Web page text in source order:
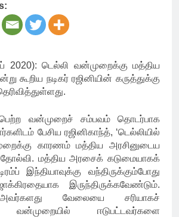
2020): டெல்லி வன்முறைக்கு மத்திய
கூறிய நடிகர் ரஜினியின் கருத்துக்கு
வன்முறைச் சம்பவம் தொடர்பாக
பேசிய ரஜினிகாந்த், ‘டெல்லியில்
காரணம் மத்திய அரசினுடைய
தோல்வி. மத்திய அரசைக் கடுமையாகக்
இந்தியாவுக்கு வந்திருக்கும்போது
இருந்திருக்கவேண்டும்.
வேலையை சரியாகச்
வன்முறையில் ஈடுபட்டவர்களை